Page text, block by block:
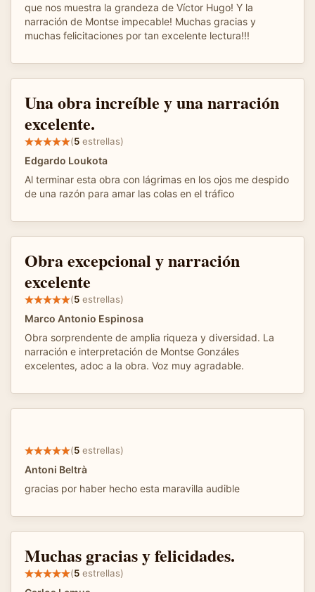
que nos muestra la grandeza de Víctor Hugo! Y la
narración de Montse impecable! Muchas gracias y
muchas felicitaciones por tan excelente lectura!!!
Una obra increíble y una narración
excelente.
(5 estrellas)
Edgardo Loukota
Al terminar esta obra con lágrimas en los ojos me despido
de una razón para amar las colas en el tráfico
Obra excepcional y narración
excelente
(5 estrellas)
Marco Antonio Espinosa
Obra sorprendente de amplia riqueza y diversidad. La
narración e interpretación de Montse Gonzáles
excelentes, adoc a la obra. Voz muy agradable.
(5 estrellas)
Antoni Beltrà
gracias por haber hecho esta maravilla audible
Muchas gracias y felicidades.
(5 estrellas)